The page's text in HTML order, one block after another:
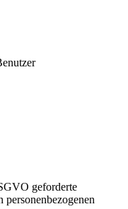
geforderte